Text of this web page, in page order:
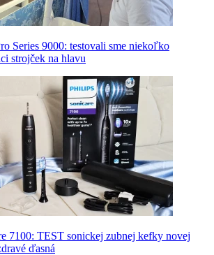
Series 9000: testovali sme niekoľko
strojček na hlavu
7100: TEST sonickej zubnej kefky novej
ďasná